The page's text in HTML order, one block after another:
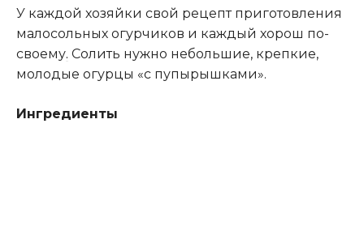
У каждой хозяйки свой рецепт приготовления
малосольных огурчиков и каждый хорош по-
своему. Солить нужно небольшие, крепкие,
молодые огурцы «с пупырышками».
Ингредиенты